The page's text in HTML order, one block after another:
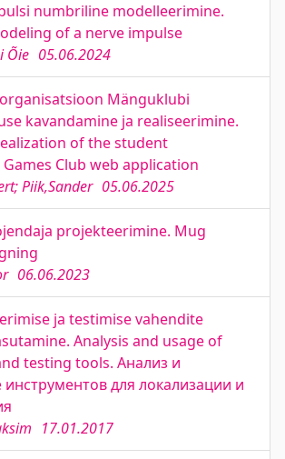
numbriline modelleerimine.
of a nerve impulse
Õie 05.06.2024
Mänguklubi
kavandamine ja realiseerimine.
of the student
Club web application
Piik,Sander 05.06.2025
projekteerimine. Mug
06.06.2023
ja testimise vahendite
Analysis and usage of
testing tools. Анализ и
для локализации и
17.01.2017